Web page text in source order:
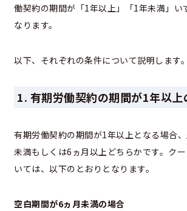
働契約の期間が「1年以上」「1年未満」い
なります。
以下、それぞれの条件について説明します。
1. 有期労働契約の期間が1年以上
有期労働契約の期間が1年以上となる場合
未満もしくは6ヵ月以上どちらかです。ク
いては、以下のとおりとなります。
空白期間が6ヵ月未満の場合